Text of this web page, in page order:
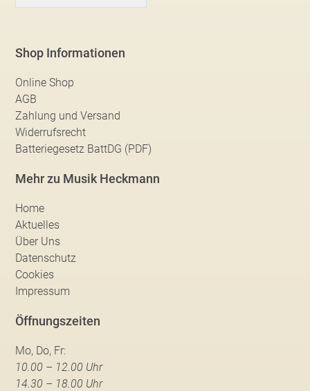
Shop Informationen
Online Shop
AGB
Zahlung und Versand
Widerrufsrecht
Batteriegesetz BattDG (PDF)
Mehr zu Musik Heckmann
Home
Aktuelles
Über Uns
Datenschutz
Cookies
Impressum
Öffnungszeiten
Mo, Do, Fr:
10.00 – 12.00 Uhr
14.30 – 18.00 Uhr